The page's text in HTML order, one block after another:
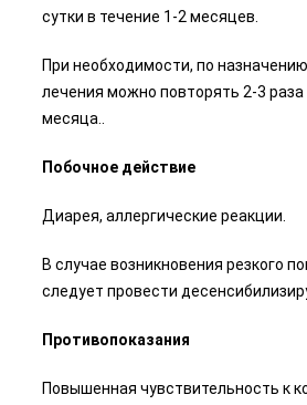
сутки в течение 1-2 месяцев.
При необходимости, по
лечения можно повторять 2-3
месяца..
Побочное действие
Диарея, аллергические реакции.
В случае возникновения резкого
следует провести
Противопоказания
Повышенная чувствительность к